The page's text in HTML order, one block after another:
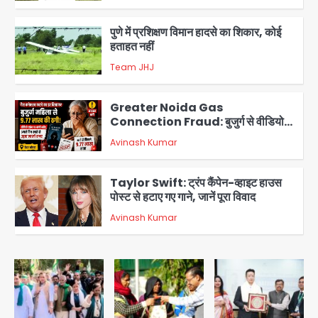
3
4
Connection Fraud: बुजुर्ग से वीडियो
कॉल पर 9.77 लाख की साइबर फ्रॉड
5
Taylor Swift: ट्रंप कैंपेन-व्हाइट हाउस
पोस्ट से हटाए गए गाने, जानें पूरा विवाद
Air India Phuket Delhi flight:
कैप्टन का डोप टेस्ट पॉजिटिव, 17 घायल;
DGCA जांच जारी
Baramati Airport Plane Crash:
रनवे पर ट्रेनी विमान क्रैश, जांच शुरू